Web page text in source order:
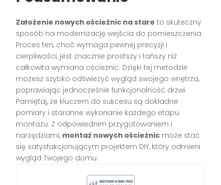
Założenie nowych ościeżnic na stare to skuteczny
sposób na modernizację wejścia do pomieszczenia.
Proces ten, choć wymaga pewnej precyzji i
cierpliwości, jest znacznie prostszy i tańszy niż
całkowita wymiana ościeżnic. Dzięki tej metodzie
możesz szybko odświeżyć wygląd swojego wnętrza,
poprawiając jednocześnie funkcjonalność drzwi.
Pamiętaj, że kluczem do sukcesu są dokładne
pomiary i staranne wykonanie każdego etapu
montażu. Z odpowiednim przygotowaniem i
narzędziami, montaż nowych ościeżnic może stać
się satysfakcjonującym projektem DIY, który odmieni
wygląd Twojego domu.